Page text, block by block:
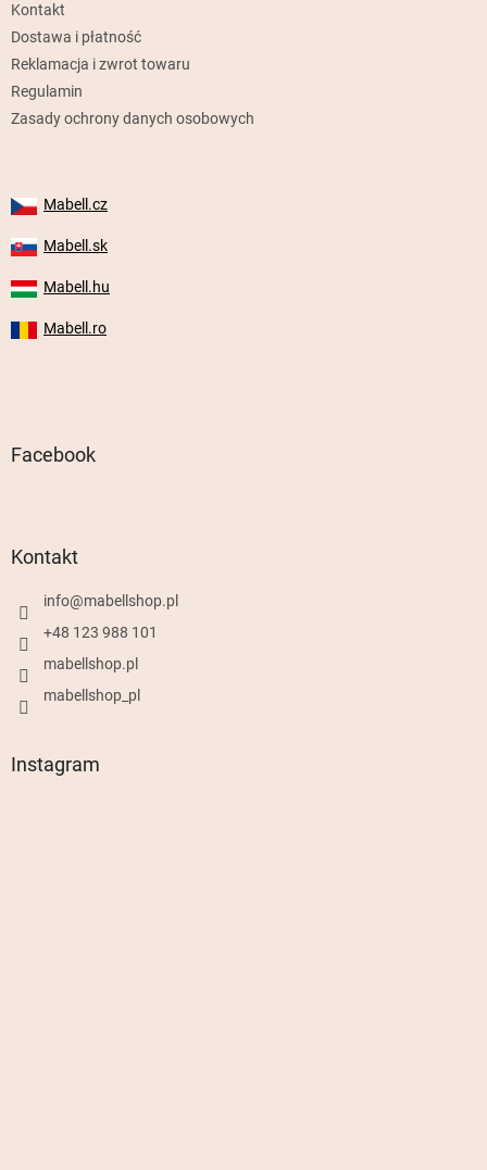
Kontakt
Dostawa i płatność
Reklamacja i zwrot towaru
Regulamin
Zasady ochrony danych osobowych
Mabell.cz
Mabell.sk
Mabell.hu
Mabell.ro
Facebook
Kontakt
info@mabellshop.pl
+48 123 988 101
mabellshop.pl
mabellshop_pl
Instagram